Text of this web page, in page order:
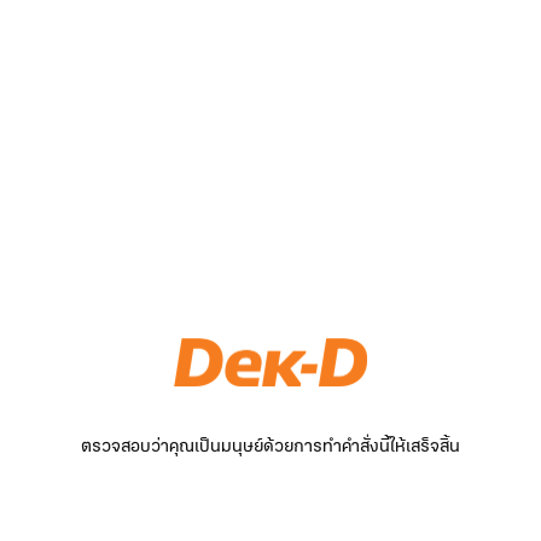
ตรวจสอบว่าคุณเป็นมนุษย์ด้วยการทำคำสั่งนี้ให้เสร็จสิ้น